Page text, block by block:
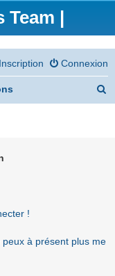
Team |
Connexion
Inscription
!
peux à présent plus me